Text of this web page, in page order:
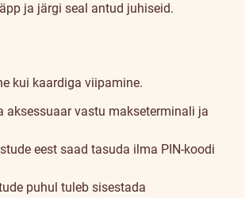
ja järgi seal antud juhiseid.
kui kaardiga viipamine.
aksessuaar vastu makseterminali ja
eest saad tasuda ilma PIN-koodi
puhul tuleb sisestada